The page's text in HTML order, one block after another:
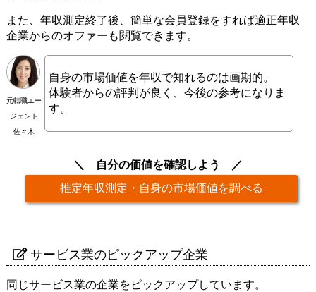
また、年収測定終了後、簡単な会員登録をすれば適正年収
企業からのオファーも閲覧できます。
元転職エー
ジェント
佐々木
自身の市場価値を年収で知れるのは画期的。
体験者からの評判が良く、今後の参考になりま
す。
自分の価値を確認しよう
推定年収測定・自身の市場価値を調べる
サービス業のピックアップ企業
同じサービス業の企業をピックアップしています。